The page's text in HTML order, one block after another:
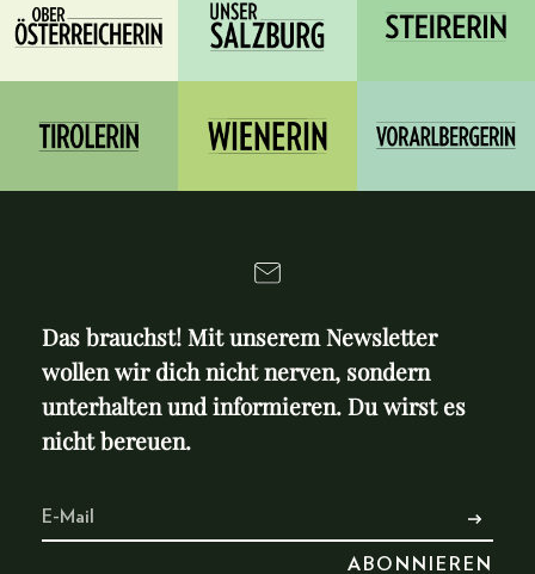
Das brauchst! Mit unserem Newsletter
wollen wir dich nicht nerven, sondern
unterhalten und informieren. Du wirst es
nicht bereuen.